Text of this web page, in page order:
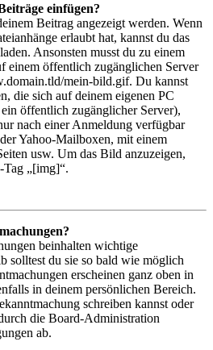
einfügen?
Beitrag angezeigt werden. Wenn
erlaubt hat, kannst du das
Ansonsten musst du zu einem
einem öffentlich zugänglichen Server
mein-bild.gif. Du kannst
die sich auf deinem eigenen PC
öffentlich zugänglicher Server),
nach einer Anmeldung verfügbar
Yahoo-Mailboxen, mit einem
usw. Um das Bild anzuzeigen,
Tag „[img]“.
beinhalten wichtige
solltest du sie so bald wie möglich
erscheinen ganz oben in
in deinem persönlichen Bereich.
schreiben kannst oder
die Board-Administration
ab.